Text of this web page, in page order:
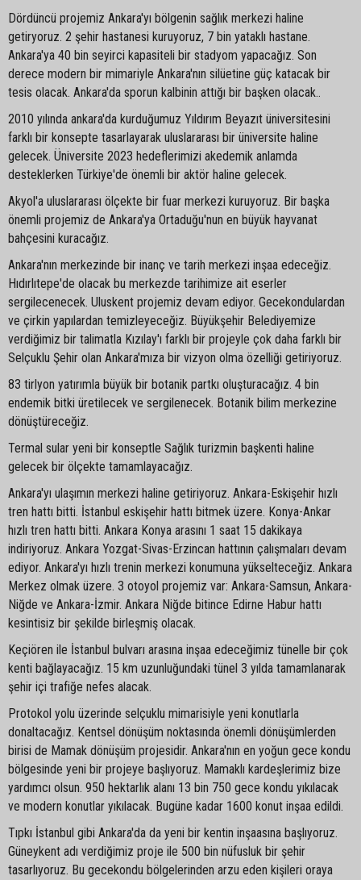
Dördüncü projemiz Ankara'yı bölgenin sağlık merkezi haline
getiryoruz. 2 şehir hastanesi kuruyoruz, 7 bin yataklı hastane.
Ankara'ya 40 bin seyirci kapasiteli bir stadyom yapacağız. Son
derece modern bir mimariyle Ankara'nın silüetine güç katacak bir
tesis olacak. Ankara'da sporun kalbinin attığı bir başken olacak..
2010 yılında ankara'da kurduğumuz Yıldırım Beyazıt üniversitesini
farklı bir konsepte tasarlayarak uluslararası bir üniversite haline
gelecek. Üniversite 2023 hedeflerimizi akedemik anlamda
desteklerken Türkiye'de önemli bir aktör haline gelecek.
Akyol'a uluslararası ölçekte bir fuar merkezi kuruyoruz. Bir başka
önemli projemiz de Ankara'ya Ortaduğu'nun en büyük hayvanat
bahçesini kuracağız.
Ankara'nın merkezinde bir inanç ve tarih merkezi inşaa edeceğiz.
Hıdırlıtepe'de olacak bu merkezde tarihimize ait eserler
sergilecenecek. Uluskent projemiz devam ediyor. Gecekondulardan
ve çirkin yapılardan temizleyeceğiz. Büyükşehir Belediyemize
verdiğimiz bir talimatla Kızılay'ı farklı bir projeyle çok daha farklı bir
Selçuklu Şehir olan Ankara'mıza bir vizyon olma özelliği getiriyoruz.
83 tirlyon yatırımla büyük bir botanik partkı oluşturacağız. 4 bin
endemik bitki üretilecek ve sergilenecek. Botanik bilim merkezine
dönüştüreceğiz.
Termal sular yeni bir konseptle Sağlık turizmin başkenti haline
gelecek bir ölçekte tamamlayacağız.
Ankara'yı ulaşımın merkezi haline getiriyoruz. Ankara-Eskişehir hızlı
tren hattı bitti. İstanbul eskişehir hattı bitmek üzere. Konya-Ankar
hızlı tren hattı bitti. Ankara Konya arasını 1 saat 15 dakikaya
indiriyoruz. Ankara Yozgat-Sivas-Erzincan hattının çalışmaları devam
ediyor. Ankara'yı hızlı trenin merkezi konumuna yükselteceğiz. Ankara
Merkez olmak üzere. 3 otoyol projemiz var: Ankara-Samsun, Ankara-
Niğde ve Ankara-İzmir. Ankara Niğde bitince Edirne Habur hattı
kesintisiz bir şekilde birleşmiş olacak.
Keçiören ile İstanbul bulvarı arasına inşaa edeceğimiz tünelle bir çok
kenti bağlayacağız. 15 km uzunluğundaki tünel 3 yılda tamamlanarak
şehir içi trafiğe nefes alacak.
Protokol yolu üzerinde selçuklu mimarisiyle yeni konutlarla
donaltacağız. Kentsel dönüşüm noktasında önemli dönüşümlerden
birisi de Mamak dönüşüm projesidir. Ankara'nın en yoğun gece kondu
bölgesinde yeni bir projeye başlıyoruz. Mamaklı kardeşlerimiz bize
yardımcı olsun. 950 hektarlık alanı 13 bin 750 gece kondu yıkılacak
ve modern konutlar yıkılacak. Bugüne kadar 1600 konut inşaa edildi.
Tıpkı İstanbul gibi Ankara'da da yeni bir kentin inşaasına başlıyoruz.
Güneykent adı verdiğimiz proje ile 500 bin nüfusluk bir şehir
tasarlıyoruz. Bu gecekondu bölgelerinden arzu eden kişileri oraya